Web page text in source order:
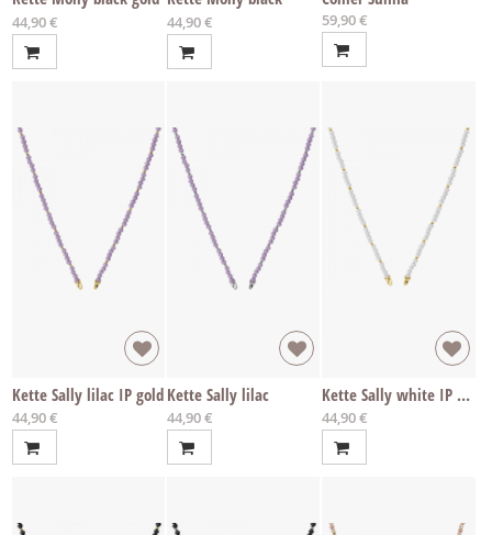
Ab
44,90 € Ab
44,90 € 59,90 €
Kette Sally lilac IP gold
Ab
44,90 €
Kette Sally lilac
Ab
44,90 €
Kette Sally white IP gold
Ab
44,90 €